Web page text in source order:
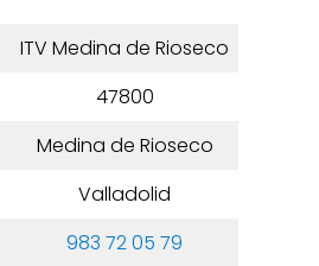
ITV Medina de Rioseco
47800
Medina de Rioseco
Valladolid
983 72 05 79